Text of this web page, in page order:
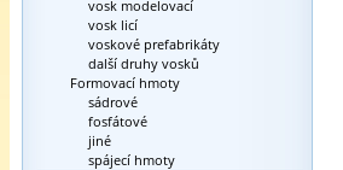
vosk modelovací
vosk licí
voskové prefabrikáty
další druhy vosků
Formovací hmoty
sádrové
fosfátové
jiné
spájecí hmoty